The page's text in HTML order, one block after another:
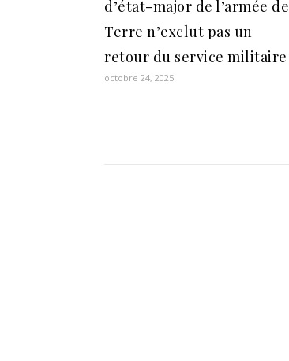
d’état-major de l’armée de
Terre n’exclut pas un
retour du service militaire
octobre 24, 2025